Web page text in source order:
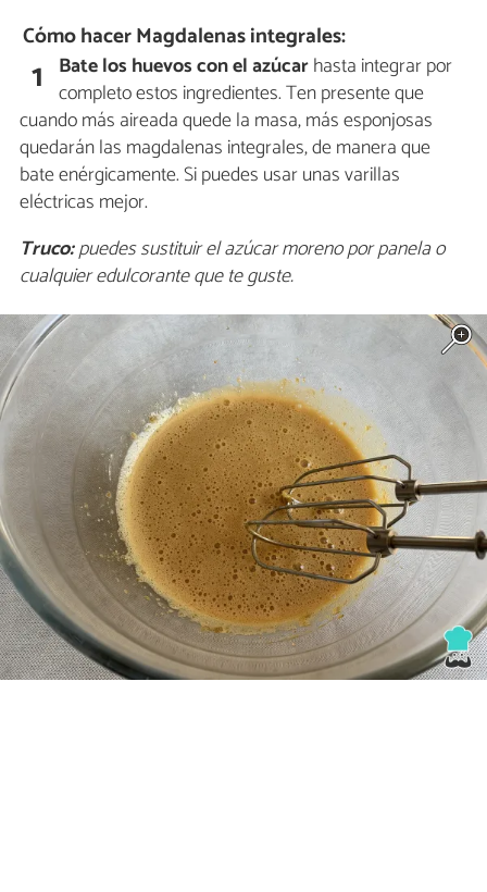
Cómo hacer Magdalenas integrales:
1 Bate los huevos con el azúcarhasta integrar por
completo estos ingredientes. Ten presente que
cuando más aireada quede la masa, más esponjosas
quedarán las magdalenas integrales, de manera que
bate enérgicamente. Si puedes usar unas varillas
eléctricas mejor.
Truco:puedes sustituir el azúcar moreno por panela o
cualquier edulcorante que te guste.